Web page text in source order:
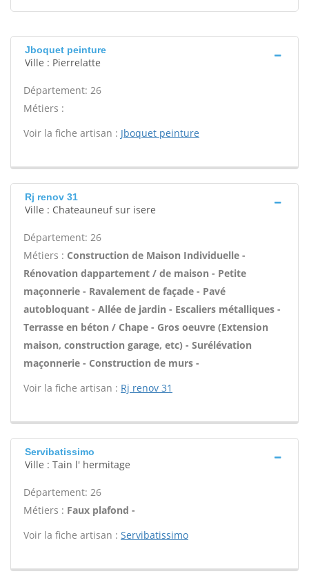
Jboquet peinture
Ville : Pierrelatte
Département: 26
Métiers :
Voir la fiche artisan : Jboquet peinture
Rj renov 31
Ville : Chateauneuf sur isere
Département: 26
Métiers : Construction de Maison Individuelle -
Rénovation dappartement / de maison - Petite
maçonnerie - Ravalement de façade - Pavé
autobloquant - Allée de jardin - Escaliers métalliques -
Terrasse en béton / Chape - Gros oeuvre (Extension
maison, construction garage, etc) - Surélévation
maçonnerie - Construction de murs -
Voir la fiche artisan : Rj renov 31
Servibatissimo
Ville : Tain l' hermitage
Département: 26
Métiers : Faux plafond -
Voir la fiche artisan : Servibatissimo